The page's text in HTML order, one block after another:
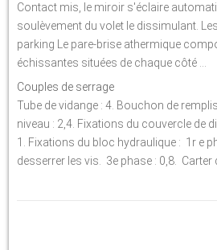
Contact mis, le miroir s'éclaire
soulèvement du volet le dissimulant.
parking Le pare-brise athermique
échissantes situées de chaque côté ...
Couples de serrage
Tube de vidange : 4. Bouchon de
niveau : 2,4. Fixations du couvercle de
1. Fixations du bloc hydraulique : 1r e
desserrer les vis. 3e phase : 0,8. Carter